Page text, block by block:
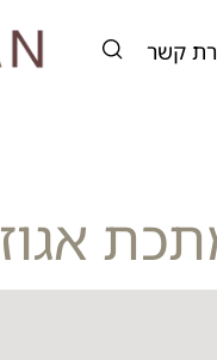
קשר
אגוז